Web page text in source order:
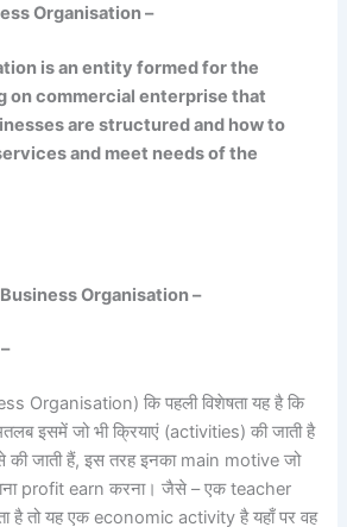
Organisation –
is an entity formed for the
on commercial enterprise that
are structured and how to
and meet needs of the
Organisation –
Organisation) कि पहली विशेषता यह है कि
इसमें जो भी क्रियाएं (activities) की जाती है
की जाती हैं, इस तरह इनका main motive जो
profit earn करना। जैसे – एक teacher
है तो यह एक economic activity है यहाँ पर वह